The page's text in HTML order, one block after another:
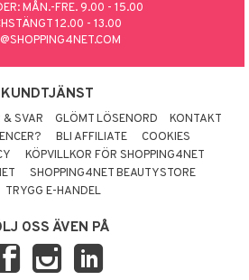
MÅN.-FRE. 9.00 - 15.00
12.00 - 13.00
KUNDTJÄNST
& SVAR GLÖMT LÖSENORD
KONTAKT
BLI AFFILIATE
COOKIES
KÖPVILLKOR FÖR SHOPPING4NET
SHOPPING4NET BEAUTYSTORE
TRYGG E-HANDEL
OSS ÄVEN PÅ